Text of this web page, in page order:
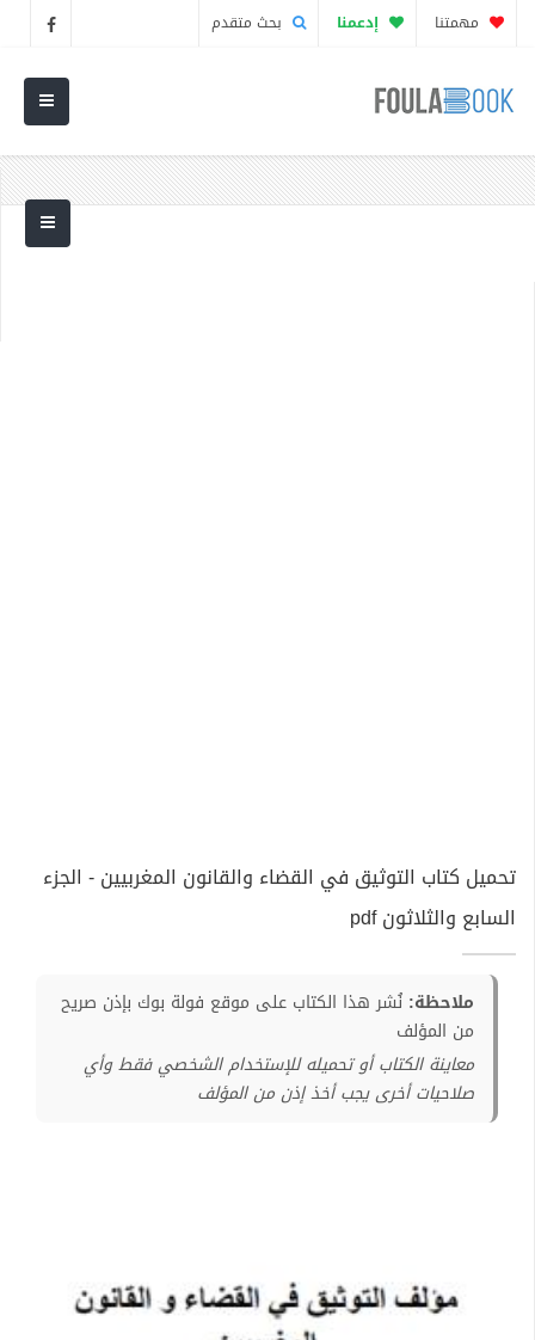
مهمتنا إدعمنا بحث متقدم
تحميل كتاب التوثيق في القضاء والقانون المغربيين - الجزء
السابع والثلاثون pdf
ملاحظة: نُشر هذا الكتاب على موقع فولة بوك بإذن صريح
من المؤلف
معاينة الكتاب أو تحميله للإستخدام الشخصي فقط وأي
صلاحيات أخرى يجب أخذ إذن من المؤلف